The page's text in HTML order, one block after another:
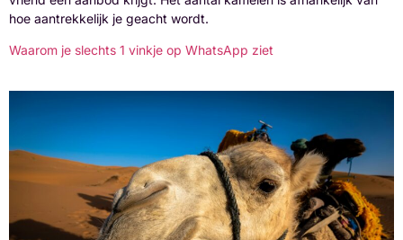
hoe aantrekkelijk je geacht wordt.
Waarom je slechts 1 vinkje op WhatsApp ziet